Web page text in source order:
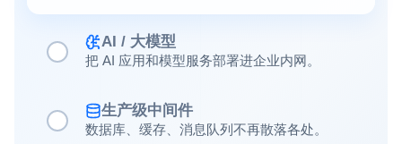
AI / 大模型
把 AI 应用和模型服务部署进企业内网。
生产级中间件
数据库、缓存、消息队列不再散落各处。